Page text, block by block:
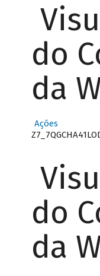
do
da
Ações
do
da